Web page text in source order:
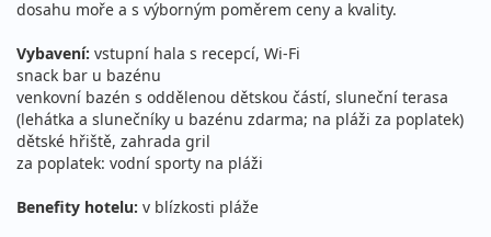
sobota - sobota
letecky (Praha)
18 261 Kč
cena za 8 dní (7 nocí)
22.08. - 29.08.2026
sobota - sobota
vlastní
18 261 Kč
cena za 8 dní (7 nocí)
dosahu moře a s výborným poměrem ceny a kvality.
Vybavení: vstupní hala s recepcí, Wi-Fi
snack bar u bazénu
venkovní bazén s oddělenou dětskou částí, sluneční terasa
(lehátka a slunečníky u bazénu zdarma; na pláži za poplatek)
dětské hřiště, zahrada gril
za poplatek: vodní sporty na pláži
Benefity hotelu: v blízkosti pláže